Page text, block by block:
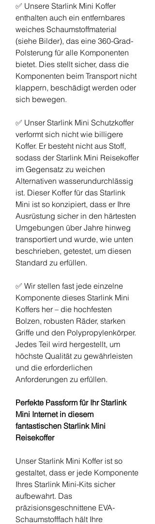
✅ Unsere Starlink Mini Koffer
enthalten auch ein entfernbares
weiches Schaumstoffmaterial
(siehe Bilder), das eine 360-Grad-
Polsterung für alle Komponenten
bietet. Dies stellt sicher, dass die
Komponenten beim Transport nicht
klappern, beschädigt werden oder
sich bewegen.
✅ Unser Starlink Mini Schutzkoffer
verformt sich nicht wie billigere
Koffer. Er besteht nicht aus Stoff,
sodass der Starlink Mini Reisekoffer
im Gegensatz zu weichen
Alternativen wasserundurchlässig
ist. Dieser Koffer für das Starlink
Mini ist so konzipiert, dass er Ihre
Ausrüstung sicher in den härtesten
Umgebungen über Jahre hinweg
transportiert und wurde, wie unten
beschrieben, getestet, um diesen
Standard zu erfüllen.
✅ Wir stellen fast jede einzelne
Komponente dieses Starlink Mini
Koffers her – die hochfesten
Bolzen, robusten Räder, starken
Griffe und den Polypropylenkörper.
Jedes Teil wird hergestellt, um
höchste Qualität zu gewährleisten
und die erforderlichen
Anforderungen zu erfüllen.
Perfekte Passform für Ihr Starlink
Mini Internet in diesem
fantastischen Starlink Mini
Reisekoffer
Unser Starlink Mini Koffer ist so
gestaltet, dass er jede Komponente
Ihres Starlink Mini-Kits sicher
aufbewahrt. Das
präzisionsgeschnittene EVA-
Schaumstofffach hält Ihre